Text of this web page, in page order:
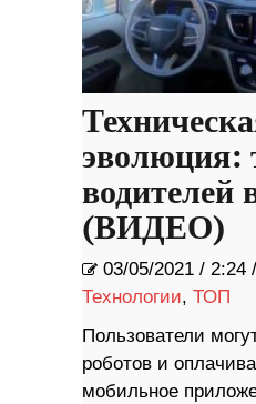
эволюция:
водителей
(ВИДЕО)
03/05/2021 / 2:24
Технологии, ТОП
Пользователи
роботов и
мобильное